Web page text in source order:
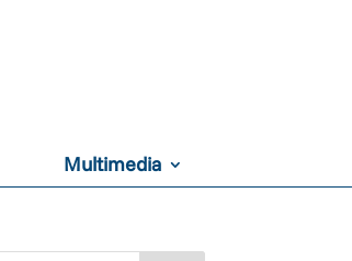
Multimedia